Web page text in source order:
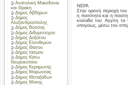
Ανατολική Μακεδονία
και Θράκη
Δήμος Αβδήρων
Δήμος
Αλεξανδρούπολης
Δήμος Βύσσας
Δήμος Διδυμοτείχου
Δήμος Δοξάτου
Δήμος Ελευθερών
Δήμος Θάσου
Δήμος Ιάσμου
Δήμος Κάτω
Νευροκοπίου
Δήμος Κεραμωτής
Δήμος Μαρωνείας
Δήμος Μεταξάδων
Δήμος Μύκης
ΝΕΡΑ
Στην ορεινή περιοχή
η ποσότητα και η
κοιλάδα του Αγγίτη τα
υπογείως, μέσω του